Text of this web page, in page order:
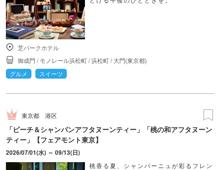
芝パークホテル
御成門 /モノレール浜松町/浜松町/大門(東京都)
グルメ
スイーツ
東京都 港区
「ピーチ＆シャンパンアフタヌーンティー」「桃の和アフタヌーン
ティー」【フェアモント東京】
2026/07/01(水) ～ 09/13(日)
桃香る夏、シャンパーニュが彩るフレン